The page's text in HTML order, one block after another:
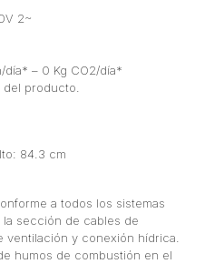
2~
día* – 0 Kg CO2/día*
del producto.
84.3 cm
a todos los sistemas
sección de cables de
ventilación y conexión hídrica.
humos de combustión en el